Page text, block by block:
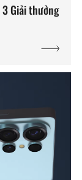
Giải thưởng